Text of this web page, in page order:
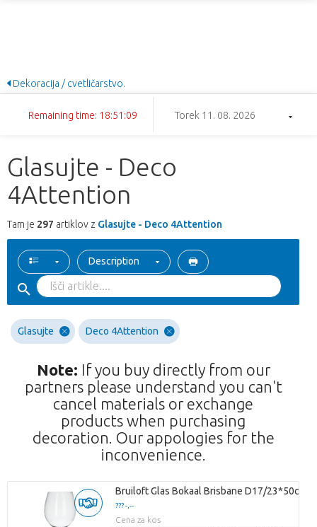
Dekoracija / cvetličarstvo.
Remaining time: 18:51:08 Torek 11. 08. 2026
Glasujte - Deco
4Attention
Tam je 297 artiklov z Glasujte - Deco 4Attention
Description
Glasujte Deco 4Attention
Note: If you buy directly from our
partners please understand you can't
cancel materials or exchange
products when purchasing
decoration. Our appologies for the
inconvenience.
Bruiloft Glas Bokaal Brisbane D17/23*50cm
??? -,--
Cena za kos